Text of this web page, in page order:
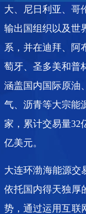
大、尼日利亚、哥
输出国组织以及世
系，并在迪拜、阿
萄牙、圣多美和普
涵盖国内国际原油
气、沥青等大宗能
家，累计交易量32
亿美元。
大连环渤海能源交
依托国内得天独厚
势，通过运用互联